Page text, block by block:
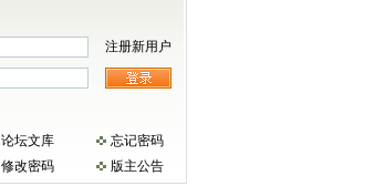
注册新用户
论坛文库
忘记密码
修改密码 版主公告